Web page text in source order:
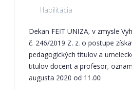
Habilitácia
Dekan FEIT UNIZA, v zmysle
č. 246/2019 Z. z. o postupe
pedagogických titulov a
titulov docent a profesor,
augusta 2020 od 11.00